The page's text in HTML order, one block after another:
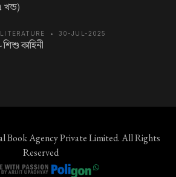
খন্ড)
• 30-JUL-2025
শিশু কাহিনী
Book Agency Private Limited. All Rights
Reserved